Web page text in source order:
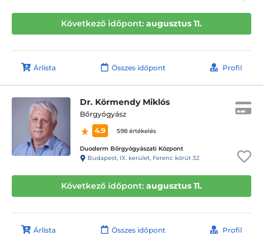
Következő időpont: augusztus 11.
Árlista Összes időpont Profil
Dr. Körmendy Miklós
Bőrgyógyász
4.9
598 értékelés
Duoderm Bőrgyógyászati Központ
Budapest, IX. kerület, Ferenc körút 32
Következő időpont: augusztus 11.
Árlista Összes időpont Profil